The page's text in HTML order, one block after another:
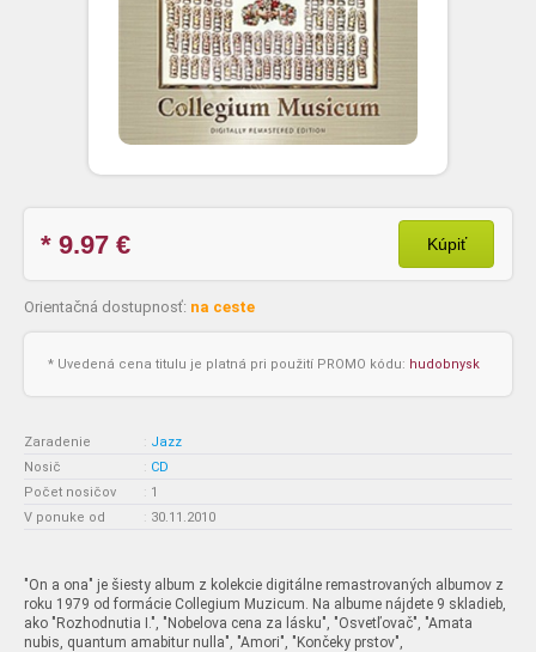
* 9.97 € Kúpiť
Orientačná dostupnosť: na ceste
* Uvedená cena titulu je platná pri použití PROMO kódu: hudobnysk
Zaradenie : Jazz
Nosič
: CD
Počet nosičov
: 1
V ponuke od
: 30.11.2010
"On a ona" je šiesty album z kolekcie digitálne remastrovaných albumov z
roku 1979 od formácie Collegium Muzicum. Na albume nájdete 9 skladieb,
ako "Rozhodnutia I.", "Nobelova cena za lásku", "Osvetľovač", "Amata
nubis, quantum amabitur nulla", "Amori", "Končeky prstov",